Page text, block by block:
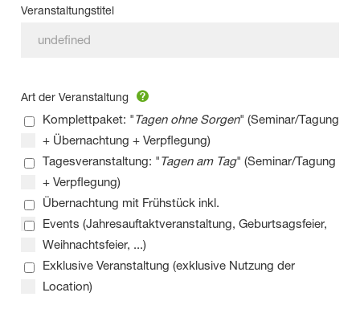
Veranstaltungstitel
Art der Veranstaltung
Komplettpaket: "Tagen ohne Sorgen" (Seminar/Tagung
+ Übernachtung + Verpflegung)
Tagesveranstaltung: "Tagen am Tag" (Seminar/Tagung
+ Verpflegung)
Übernachtung mit Frühstück inkl.
Events (Jahresauftaktveranstaltung, Geburtsagsfeier,
Weihnachtsfeier, ...)
Exklusive Veranstaltung (exklusive Nutzung der
Location)